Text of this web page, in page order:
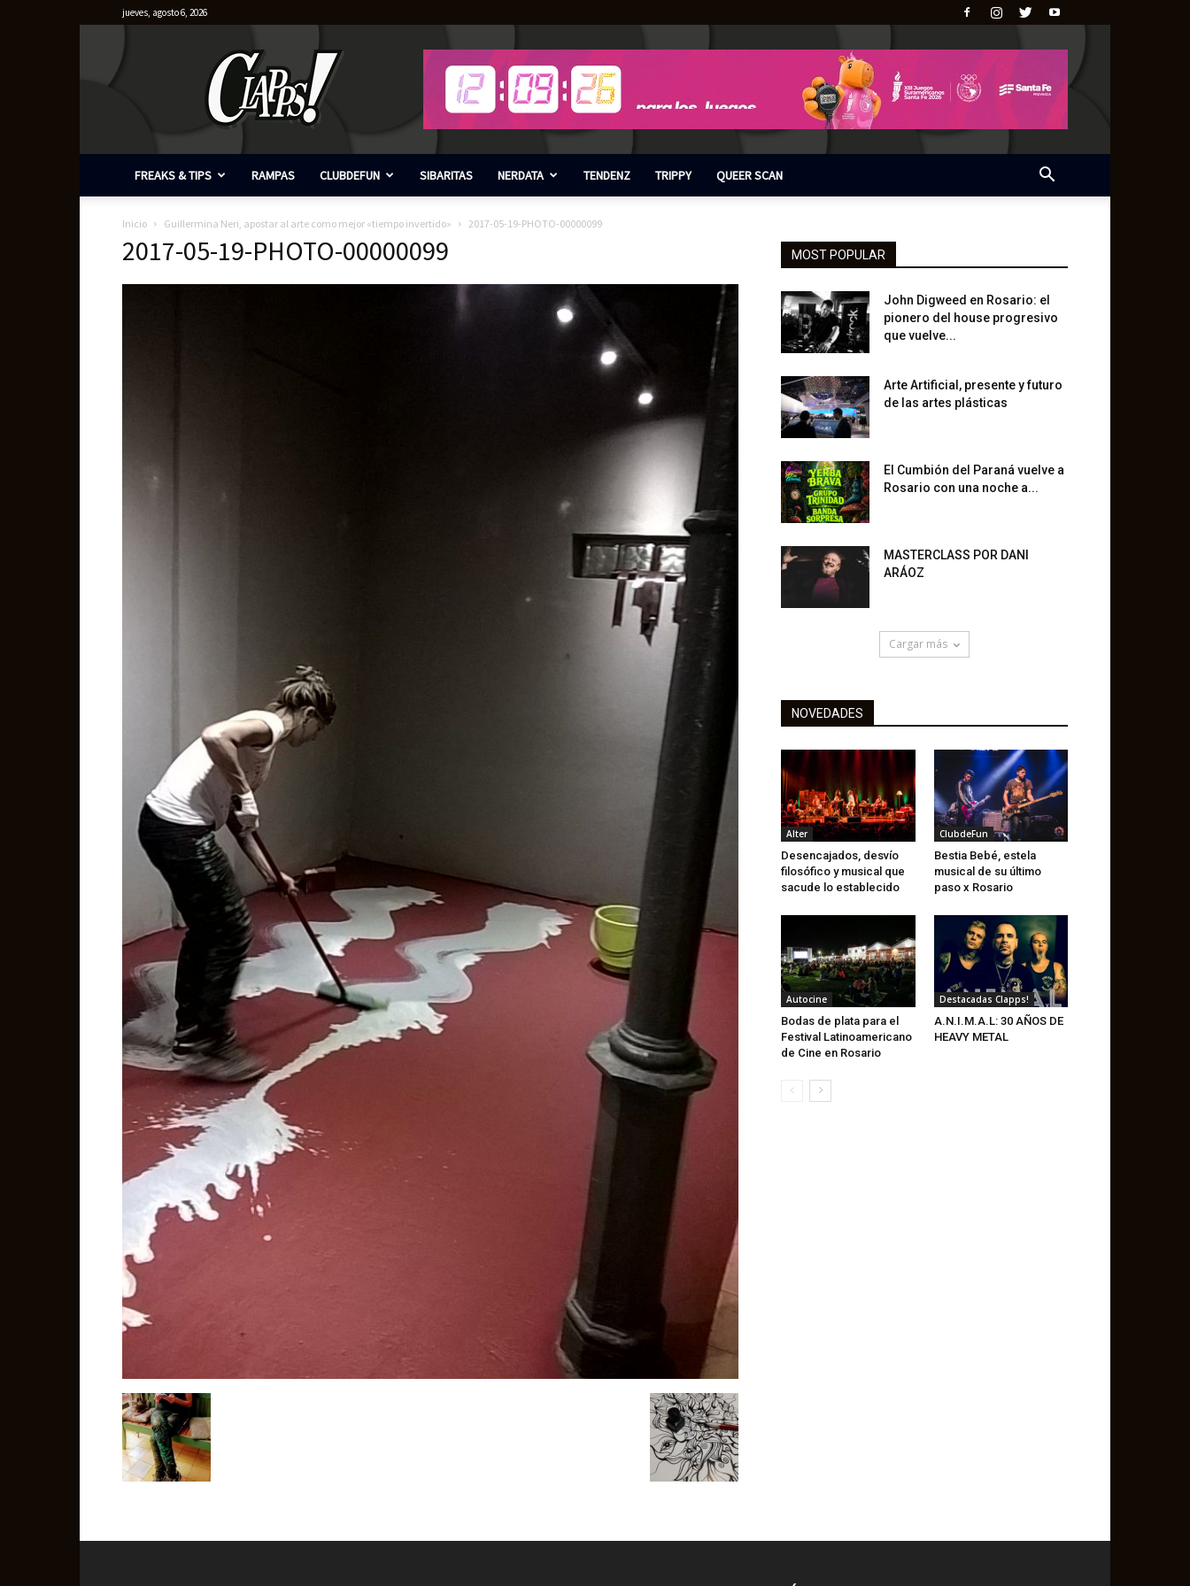
jueves, agosto 6, 2026
FREAKS & TIPS RAMPAS CLUBDEFUN SIBARITAS NERDATA TENDENZ TRIPPY QUEER SCAN
Inicio Guillermina Neri, apostar al arte como mejor «tiempo invertido» 2017-05-19-PHOTO-00000099
2017-05-19-PHOTO-00000099 MOST POPULAR
John Digweed en Rosario: el
pionero del house progresivo
que vuelve...
Arte Artificial, presente y futuro
de las artes plásticas
El Cumbión del Paraná vuelve a
Rosario con una noche a...
MASTERCLASS POR DANI
ARÁOZ
Cargar más
NOVEDADES
Alter
Desencajados, desvío
filosófico y musical que
sacude lo establecido
ClubdeFun
Bestia Bebé, estela
musical de su último
paso x Rosario
Autocine
Bodas de plata para el
Festival Latinoamericano
de Cine en Rosario
Destacadas Clapps!
A.N.I.M.A.L: 30 AÑOS DE
HEAVY METAL